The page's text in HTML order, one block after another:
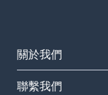
關於我們
聯繫我們